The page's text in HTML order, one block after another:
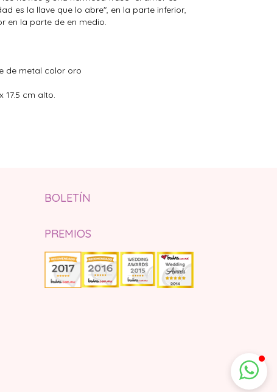
es la llave que lo abre", en la parte inferior,
en la parte de en medio.
de metal color oro
17.5 cm alto.
BOLETÍN
PREMIOS